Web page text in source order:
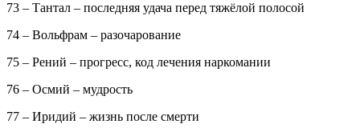
73 – Тантал – последняя удача перед тяжёлой полосой
74 – Вольфрам – разочарование
75 – Рений – прогресс, код лечения наркомании
76 – Осмий – мудрость
77 – Иридий – жизнь после смерти